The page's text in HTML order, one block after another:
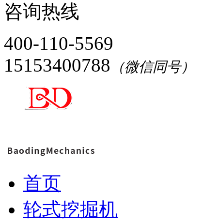
咨询热线
400-110-5569
15153400788 （微信同号）
首页
轮式挖掘机